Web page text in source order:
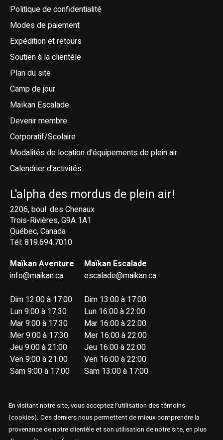
Politique de confidentialité
Modes de paiement
Expédition et retours
Soutien à la clientèle
Plan du site
Camp de jour
Maïkan Escalade
Devenir membre
Corporatif/Scolaire
Modalités de location d'équipements de plein air
Calendrier d'activités
L'alpha des mordus de plein air!
2206, boul. des Chenaux
Trois-Rivières, G9A 1A1
Québec, Canada
Tél: 819.694.7010
Maïkan Aventure
info@maikan.ca
Dim 12:00 à 17:00
Lun 9:00 à 17:30
Mar 9:00 à 17:30
Mer 9:00 à 17:30
Jeu 9:00 à 21:00
Ven 9:00 à 21:00
Sam 9:00 à 17:00
Maïkan Escalade
escalade@maikan.ca
Dim 13:00 à 17:00
Lun 16:00 à 22:00
Mar 16:00 à 22:00
Mer 16:00 à 22:00
Jeu 16:00 à 22:00
Ven 16:00 à 22:00
Sam 13:00 à 17:00
En visitant notre site, vous acceptez l'utilisation des témoins
(cookies). Ces derniers nous permettent de mieux comprendre la
provenance de notre clientèle et son utilisation de notre site, en plus